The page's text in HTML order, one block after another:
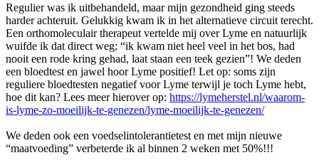
Regulier was ik uitbehandeld, maar mijn gezondheid ging steeds
harder achteruit. Gelukkig kwam ik in het alternatieve circuit terecht.
Een orthomoleculair therapeut vertelde mij over Lyme en natuurlijk
wuifde ik dat direct weg; “ik kwam niet heel veel in het bos, had
nooit een rode kring gehad, laat staan een teek gezien”! We deden
een bloedtest en jawel hoor Lyme positief! Let op: soms zijn
reguliere bloedtesten negatief voor Lyme terwijl je toch Lyme hebt,
hoe dit kan? Lees meer hierover op: https://lymeherstel.nl/waarom-
is-lyme-zo-moeilijk-te-genezen/lyme-moeilijk-te-genezen/
We deden ook een voedselintolerantietest en met mijn nieuwe
“maatvoeding” verbeterde ik al binnen 2 weken met 50%!!!